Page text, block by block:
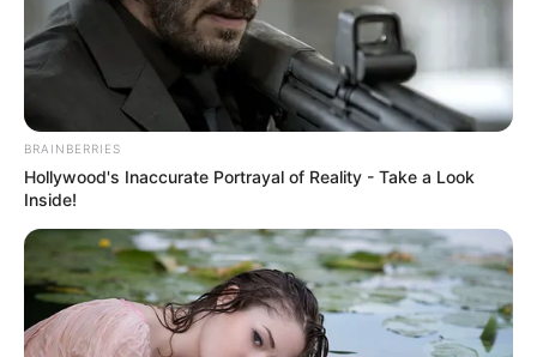
ถือเป็นอีกหนึ่งวันดีดี ใครเริ่มต้นทำอะไรในวันนี้จะ
สำเร็จ ใครที่กำลังเผชิญปัญหาจะได้รับการช่วยเหลือ
งานค้าขายไปได้ด้วยดีลูกค้าหนาตา การเงินมีเกณฑ์
ได้รับเงินพิเศษ หรือเงินที่มาจากงานเสริม ภาพรวม
ไม่มีอะไรติดขัด
คนวันจันทร์
ไพ่ประจำวันของท่าน คือ ไพ่ตกต่ำ
BRAINBERRIES
Hollywood's Inaccurate Portrayal of Reality - Take a Look
Inside!